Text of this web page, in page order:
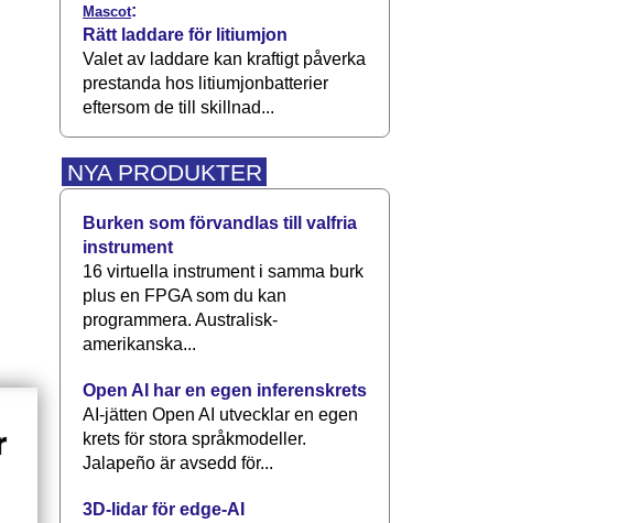
Mascot:
Rätt laddare för litiumjon
Valet av laddare kan kraftigt påverka
prestanda hos litiumjonbatterier
eftersom de till skillnad...
NYA PRODUKTER
Burken som förvandlas till valfria
instrument
16 virtuella instrument i samma burk
plus en FPGA som du kan
programmera. Australisk-
amerikanska...
Open AI har en egen inferenskrets
AI-jätten Open AI utvecklar en egen
krets för stora språkmodeller.
Jalapeño är avsedd för...
3D-lidar för edge-AI